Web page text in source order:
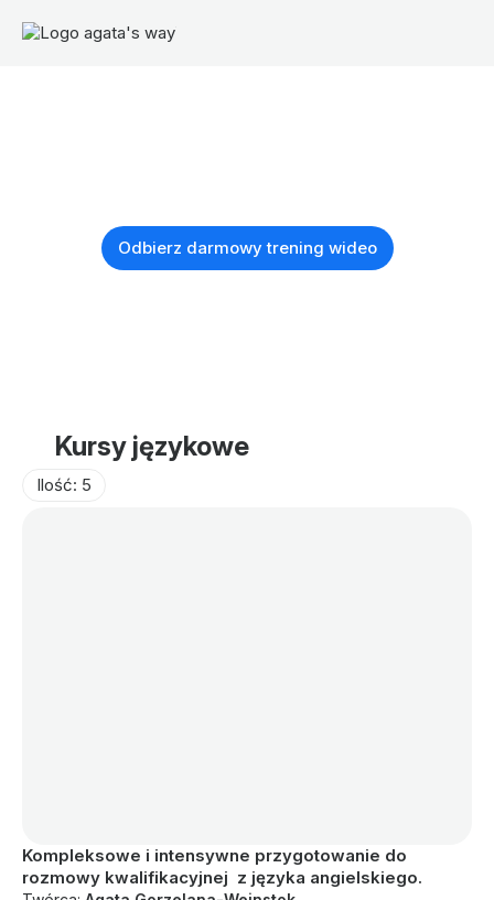
Odbierz darmowy trening wideo
Kursy językowe
Ilość: 5
Kompleksowe i intensywne przygotowanie do
rozmowy kwalifikacyjnej  z języka angielskiego.